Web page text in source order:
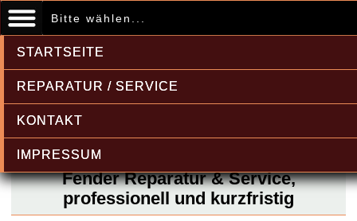
Bitte wählen...
STARTSEITE
REPARATUR / SERVICE
KONTAKT
IMPRESSUM
Fender Reparatur & Service,
professionell und kurzfristig